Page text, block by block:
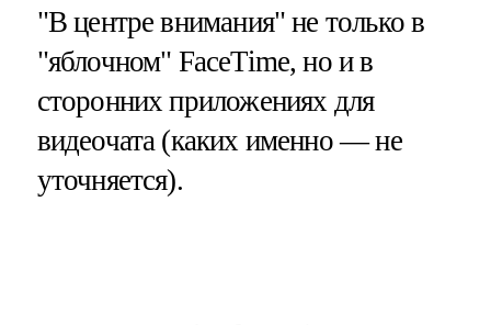
"В центре внимания" не только в
"яблочном" FaceTime, но и в
сторонних приложениях для
видеочата (каких именно — не
уточняется).